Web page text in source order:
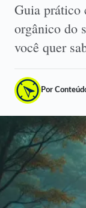
Guia prático
orgânico do
você quer
Por